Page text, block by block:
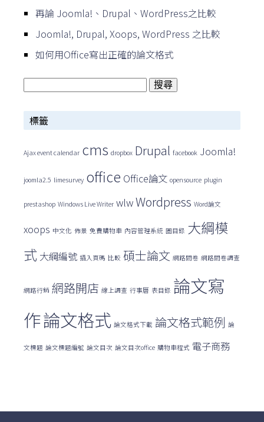
再論 Joomla!、Drupal、WordPress之比較
Joomla!, Drupal, Xoops, WordPress 之比較
如何用Office寫出正確的論文格式
搜
關
字:
標籤
Ajax event calendar cms dropbox Drupal facebook Joomla!
joomla2.5 limesurvey office Office論文 opensource plugin
prestashop Windows Live Writer wlwWordpress Word論文
xoops 中文化 佈景 免費購物車 內容管理系統 圖目錄 大綱模
式 大綱編號 插入頁碼 比較 碩士論文 網路問卷 網路問卷調查
網路行銷 網路開店 線上調查 行事曆 表目錄 論文寫
作論文格式 論文格式下載 論文格式範例 論
文標題 論文標題編號 論文目次 論文目次office 購物車程式 電子商務